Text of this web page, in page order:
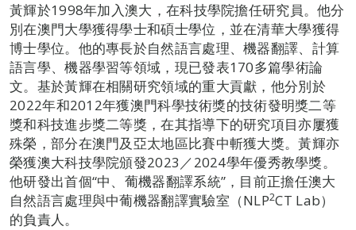
黃輝於1998年加入澳大，在科技學院擔任研究員。他分
別在澳門大學獲得學士和碩士學位，並在清華大學獲得
博士學位。他的專長於自然語言處理、機器翻譯、計算
語言學、機器學習等領域，現已發表170多篇學術論
文。基於黃輝在相關研究領域的重大貢獻，他分別於
2022年和2012年獲澳門科學技術獎的技術發明獎二等
獎和科技進步獎二等獎，在其指導下的研究項目亦屢獲
殊榮，部分在澳門及亞太地區比賽中斬獲大獎。黃輝亦
榮獲澳大科技學院頒發2023／2024學年優秀教學獎。
他研發出首個“中、葡機器翻譯系統”，目前正擔任澳大
自然語言處理與中葡機器翻譯實驗室（NLP2CT Lab）
的負責人。